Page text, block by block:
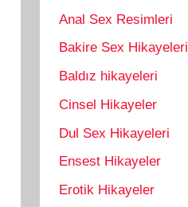
Anal Sex Resimleri
Bakire Sex Hikayeleri
Baldız hikayeleri
Cinsel Hikayeler
Dul Sex Hikayeleri
Ensest Hikayeler
Erotik Hikayeler